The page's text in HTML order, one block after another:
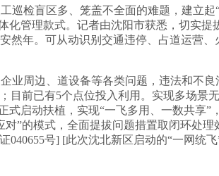
检盲区多、笼盖不全面的难题，建立起
管理款式。记者由沈阳市获悉，切实
然年。可从动识别交通违停、占道运营
边、道设备等各类问题，违法和不良
目前已有5个点位投入利用。实现多场
式启动扶植，实现“一飞多用、一数共享
”的模式，全面提拔问题措置取闭环处
号] [此次沈北新区启动的“一网统